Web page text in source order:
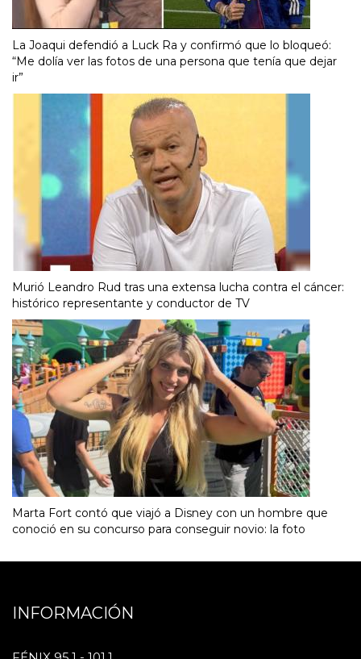
La Joaqui defendió a Luck Ra y confirmó que lo bloqueó:
“Me dolía ver las fotos de una persona que tenía que dejar
ir”
Murió Leandro Rud tras una extensa lucha contra el cáncer:
histórico representante y conductor de TV
Marta Fort contó que viajó a Disney con un hombre que
conoció en su concurso para conseguir novio: la foto
INFORMACIÓN